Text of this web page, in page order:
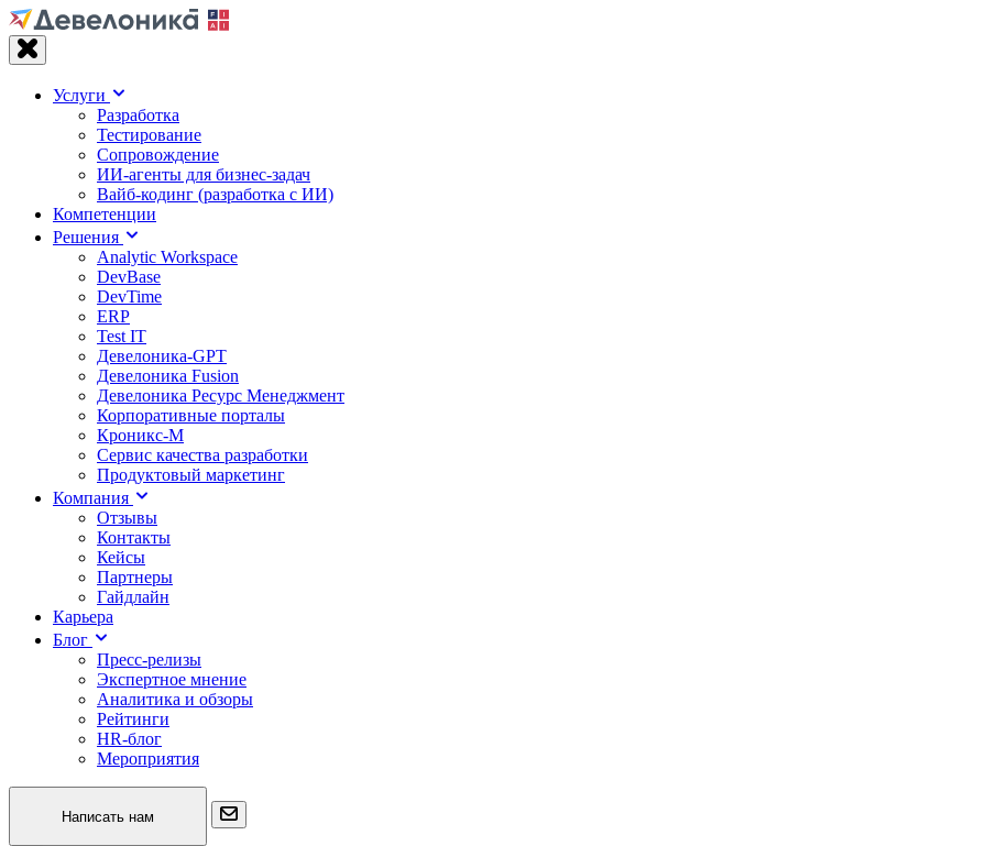
Услуги
Разработка
Тестирование
Сопровождение
ИИ-агенты для бизнес-задач
Вайб‑кодинг (разработка с ИИ)
Компетенции
Решения
Analytic Workspace
DevBase
DevTime
ERP
Test IT
Девелоника-GPT
Девелоника Fusion
Девелоника Ресурс Менеджмент
Корпоративные порталы
Кроникс-М
Сервис качества разработки
Продуктовый маркетинг
Компания
Отзывы
Контакты
Кейсы
Партнеры
Гайдлайн
Карьера
Блог
Пресс-релизы
Экспертное мнение
Аналитика и обзоры
Рейтинги
HR-блог
Мероприятия
Написать нам